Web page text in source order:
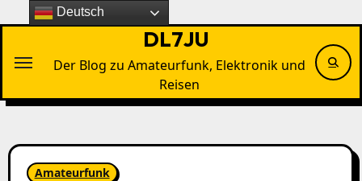
Inhalten
DL7JU
Der Blog zu Amateurfunk, Elektronik und
Reisen
Amateurfunk
Deutsch